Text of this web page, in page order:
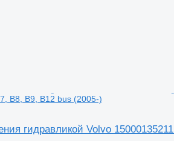
B8, B9, B12 bus (2005-)
гидравликой Volvo